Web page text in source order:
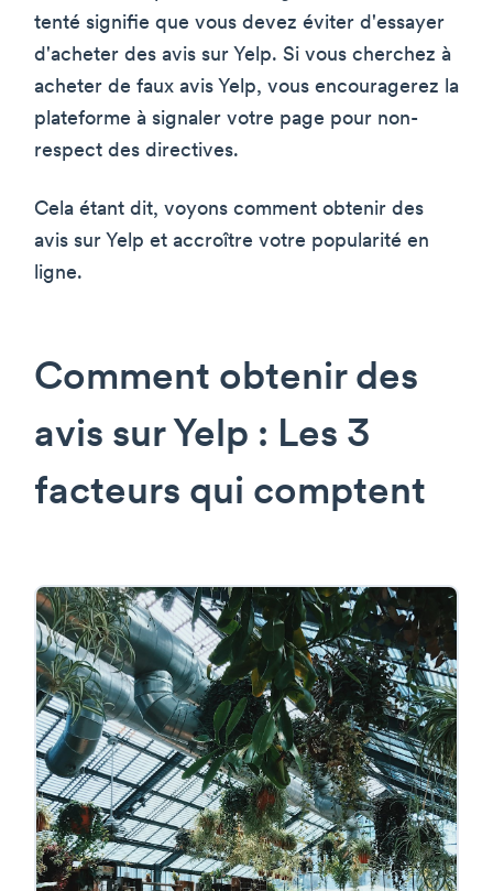
tenté signifie que vous devez éviter d'essayer
d'acheter des avis sur Yelp. Si vous cherchez à
acheter de faux avis Yelp, vous encouragerez la
plateforme à signaler votre page pour non-
respect des directives.
Cela étant dit, voyons comment obtenir des
avis sur Yelp et accroître votre popularité en
ligne.
Comment obtenir des
avis sur Yelp : Les 3
facteurs qui comptent